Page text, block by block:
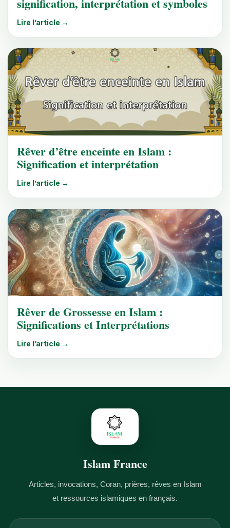
Lire l’article →
Rêver d’être enceinte en Islam :
Signification et interprétation
Lire l’article →
Rêver de Grossesse en Islam :
Significations et Interprétations
Lire l’article →
Islam France
Articles, invocations, Coran, prières, rêves en Islam
et ressources islamiques en français.